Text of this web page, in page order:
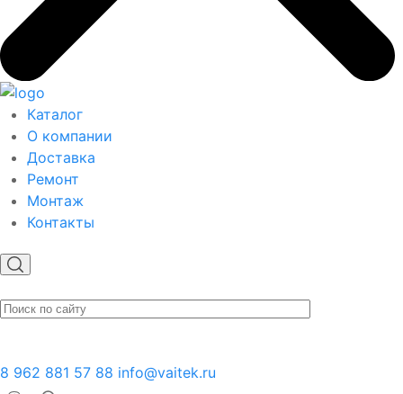
Каталог
О компании
Доставка
Ремонт
Монтаж
Контакты
8 962 881 57 88 info@vaitek.ru